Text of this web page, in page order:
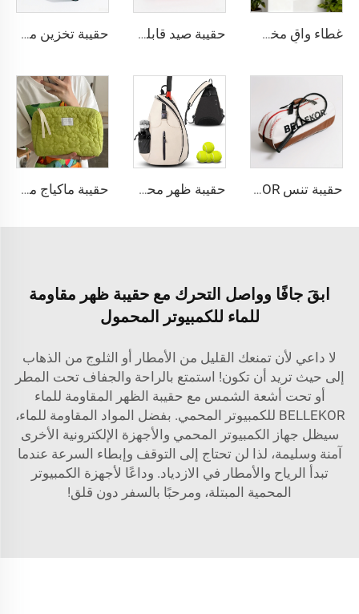
غطاء واقٍ مخصص من جلد الـPU للكمبيوتر المحمول بحجم 13-14 بوصة | غطاء فاخر يثبّت بزر انزلاق | متاح بطبعة شعار منقوشة متعددة الألوان حقيبة صيد قابلة للطي من BELLEKOR (الإصدار المحمول للأنشطة الخارجية) حقيبة تخزين ملابس قابلة للطي من BELLEKOR (نمط تنظيم المنزل)
حقيبة تنس BELLEKOR - التخصيص الحصري يعزز العلامة التجارية طوال العملية من التصميم إلى التوصيل حقيبة ظهر محمولة مقاومة للماء مخصصة للرجال والنساء تحتوي على مضرب تنس وريشة بادمنتون حقيبة ماكياج مخصصة بنمط زهري منظم مستحضرات التجميل بسحابة حقيبة سفر غسل للنساء حقيبة مستحضرات التجميل
ابقَ جافًا وواصل التحرك مع حقيبة ظهر مقاومة
للماء للكمبيوتر المحمول
لا داعي لأن تمنعك القليل من الأمطار أو الثلوج من الذهاب
إلى حيث تريد أن تكون! استمتع بالراحة والجفاف تحت المطر
أو تحت أشعة الشمس مع حقيبة الظهر المقاومة للماء
BELLEKOR للكمبيوتر المحمي. بفضل المواد المقاومة للماء،
سيظل جهاز الكمبيوتر المحمي والأجهزة الإلكترونية الأخرى
آمنة وسليمة، لذا لن تحتاج إلى التوقف وإبطاء السرعة عندما
تبدأ الرياح والأمطار في الازدياد. وداعًا لأجهزة الكمبيوتر
المحمية المبتلة، ومرحبًا بالسفر دون قلق!